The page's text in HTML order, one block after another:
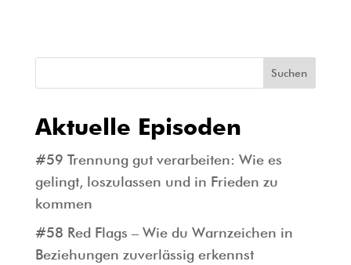
Suchen
Aktuelle Episoden
#59 Trennung gut verarbeiten: Wie es
gelingt, loszulassen und in Frieden zu
kommen
#58 Red Flags – Wie du Warnzeichen in
Beziehungen zuverlässig erkennst